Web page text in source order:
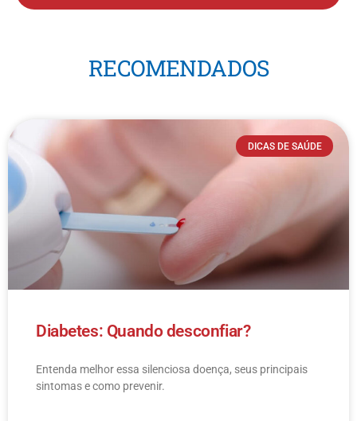
RECOMENDADOS
DICAS DE SAÚDE
Diabetes: Quando desconfiar?
Entenda melhor essa silenciosa doença, seus principais
sintomas e como prevenir.